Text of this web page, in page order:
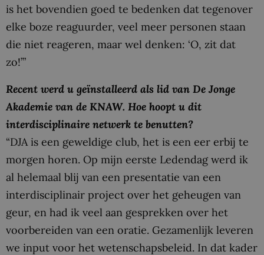
is het bovendien goed te bedenken dat tegenover
elke boze reaguurder, veel meer personen staan
die niet reageren, maar wel denken: ‘O, zit dat
zo!’”
Recent werd u geïnstalleerd als lid van De Jonge
Akademie van de KNAW. Hoe hoopt u dit
interdisciplinaire netwerk te benutten?
“DJA is een geweldige club, het is een eer erbij te
morgen horen. Op mijn eerste Ledendag werd ik
al helemaal blij van een presentatie van een
interdisciplinair project over het geheugen van
geur, en had ik veel aan gesprekken over het
voorbereiden van een oratie. Gezamenlijk leveren
we input voor het wetenschapsbeleid. In dat kader